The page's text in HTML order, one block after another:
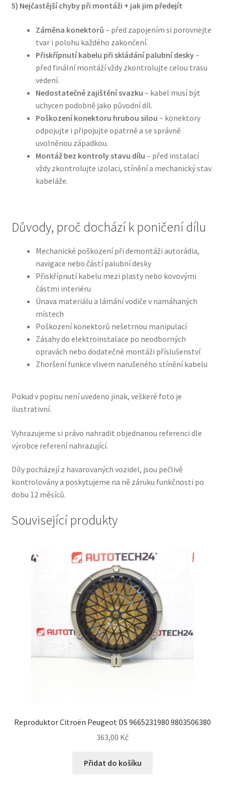
5) Nejčastější chyby při montáži + jak jim předejít
Záměna konektorů – před zapojením si porovnejte
tvar i polohu každého zakončení.
Přiskřípnutí kabelu při skládání palubní desky–
před finální montáží vždy zkontrolujte celou trasu
vedení.
Nedostatečné zajištění svazku – kabel musí být
uchycen podobně jako původní díl.
Poškození konektoru hrubou silou – konektory
odpojujte i připojujte opatrně a se správně
uvolněnou západkou.
Montáž bez kontroly stavu dílu – před instalací
vždy zkontrolujte izolaci, stínění a mechanický stav
kabeláže.
Důvody, proč dochází k poničení dílu
Mechanické poškození při demontáži autorádia,
navigace nebo částí palubní desky
Přiskřípnutí kabelu mezi plasty nebo kovovými
částmi interiéru
Únava materiálu a lámání vodiče v namáhaných
místech
Poškození konektorů nešetrnou manipulací
Zásahy do elektroinstalace po neodborných
opravách nebo dodatečné montáži příslušenství
Zhoršení funkce vlivem narušeného stínění kabelu
Pokud v popisu není uvedeno jinak, veškeré foto je
ilustrativní.
Vyhrazujeme si právo nahradit objednanou referenci dle
výrobce referení nahrazující.
Díly pocházejí z havarovaných vozidel, jsou pečlivě
kontrolovány a poskytujeme na ně záruku funkčnosti po
dobu 12 měsíců.
Související produkty
Reproduktor Citroën Peugeot DS 9665231980 9803506380
363,00 Kč
Přidat do košíku